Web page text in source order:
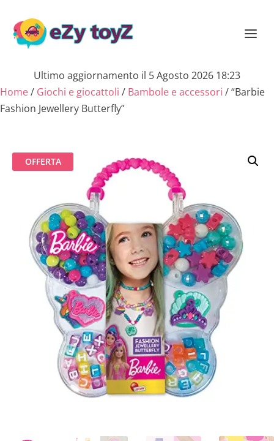
Ultimo aggiornamento il 5 Agosto 2026 18:23
Home/ Giochi e giocattoli / Bambole e accessori / “Barbie
Fashion Jewellery Butterfly”
OFFERTA